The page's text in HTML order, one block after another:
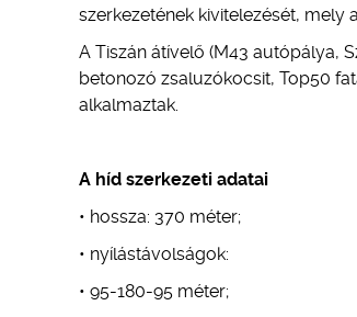
szerkezetének kivitelezését, mely
A Tiszán átívelő (M43 autópálya,
betonozó zsaluzókocsit, Top50
alkalmaztak.
A híd szerkezeti adatai
• hossza: 370 méter;
• nyílástávolságok:
• 95-180-95 méter;